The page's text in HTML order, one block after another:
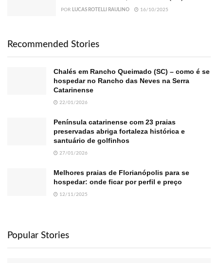
POR LUCAS ROTELLI RAULINO 16/10/2025
Recommended Stories
Chalés em Rancho Queimado (SC) – como é se
hospedar no Rancho das Neves na Serra
Catarinense
22/01/2026
Península catarinense com 23 praias
preservadas abriga fortaleza histórica e
santuário de golfinhos
27/01/2026
Melhores praias de Florianópolis para se
hospedar: onde ficar por perfil e preço
12/11/2025
Popular Stories